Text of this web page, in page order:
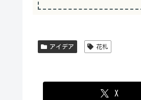
アイデア 花札
X